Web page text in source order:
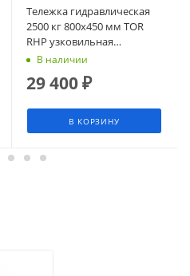
Тележка гидравлическая
2500 кг 800x450 мм TOR
RHP узковильная
(полиуретановые колеса)
В наличии
29 400₽
В КОРЗИНУ